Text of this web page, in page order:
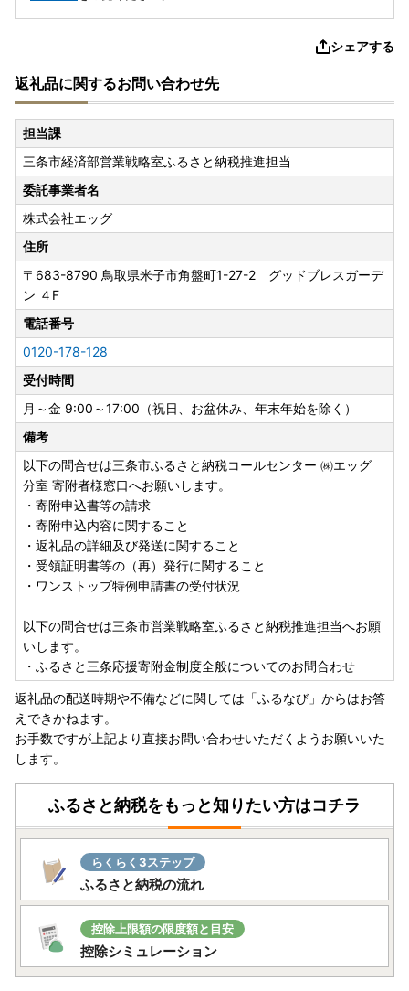
シェアする
返礼品に関するお問い合わせ先
担当課
三条市経済部営業戦略室ふるさと納税推進担当
委託事業者名
株式会社エッグ
住所
〒683-8790 鳥取県米子市角盤町1-27-2 グッドブレスガーデ
ン ４F
電話番号
0120-178-128
受付時間
月～金 9:00～17:00（祝日、お盆休み、年末年始を除く）
備考
以下の問合せは三条市ふるさと納税コールセンター ㈱エッグ
分室 寄附者様窓口へお願いします。
・寄附申込書等の請求
・寄附申込内容に関すること
・返礼品の詳細及び発送に関すること
・受領証明書等の（再）発行に関すること
・ワンストップ特例申請書の受付状況
以下の問合せは三条市営業戦略室ふるさと納税推進担当へお願
いします。
・ふるさと三条応援寄附金制度全般についてのお問合わせ
返礼品の配送時期や不備などに関しては「ふるなび」からはお答
えできかねます。
お手数ですが上記より直接お問い合わせいただくようお願いいた
します。
ふるさと納税をもっと知りたい方はコチラ
らくらく3ステップ
ふるさと納税の流れ
控除上限額の限度額と目安
控除シミュレーション